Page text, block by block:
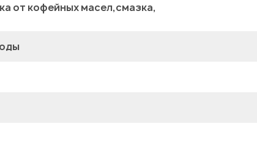
от кофейных масел,смазка,